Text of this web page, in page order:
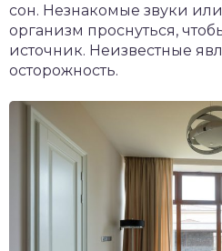
сон. Незнакомые звуки или
организм проснуться,
источник. Неизвестные
осторожность.